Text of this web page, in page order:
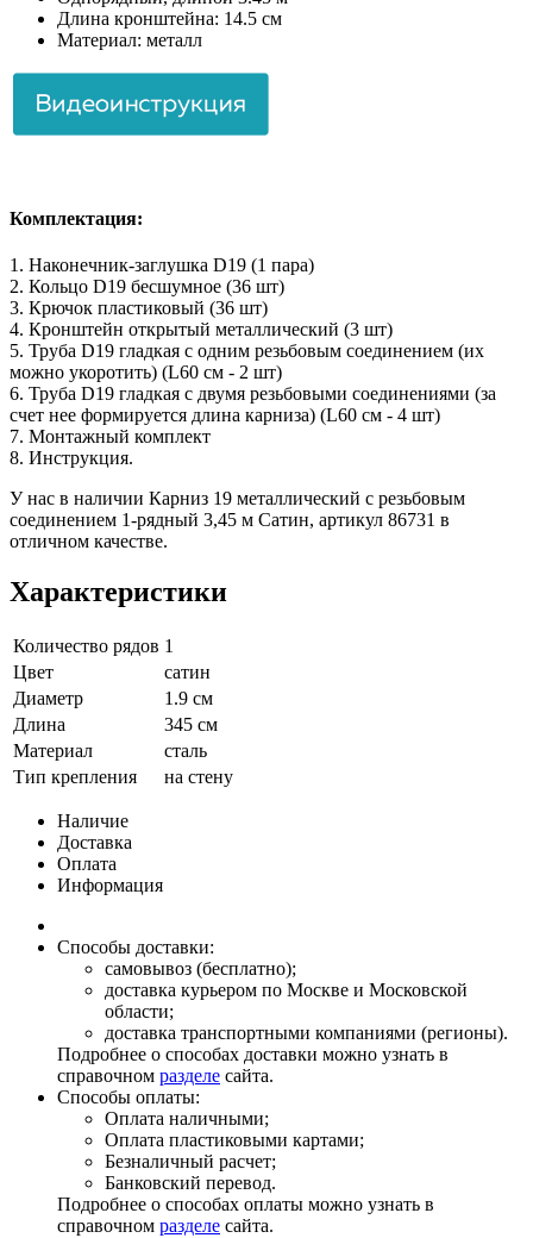
Длина кронштейна: 14.5 см
Материал: металл
Комплектация:
1. Наконечник-заглушка D19 (1 пара)
2. Кольцо D19 бесшумное (36 шт)
3. Крючок пластиковый (36 шт)
4. Кронштейн открытый металлический (3 шт)
5. Труба D19 гладкая с одним резьбовым соединением (их
можно укоротить) (L60 см - 2 шт)
6. Труба D19 гладкая с двумя резьбовыми соединениями (за
счет нее формируется длина карниза) (L60 см - 4 шт)
7. Монтажный комплект
8. Инструкция.
У нас в наличии Карниз 19 металлический с резьбовым
соединением 1-рядный 3,45 м Сатин, артикул 86731 в
отличном качестве.
Характеристики
Количество рядов 1
Цвет
сатин
Диаметр
1.9 см
Длина
345 см
Материал
сталь
Тип крепления
на стену
Наличие
Доставка
Оплата
Информация
Способы доставки:
самовывоз (бесплатно);
доставка курьером по Москве и Московской
области;
доставка транспортными компаниями (регионы).
Подробнее о способах доставки можно узнать в
справочном разделе сайта.
Способы оплаты:
Оплата наличными;
Оплата пластиковыми картами;
Безналичный расчет;
Банковский перевод.
Подробнее о способах оплаты можно узнать в
справочном разделе сайта.